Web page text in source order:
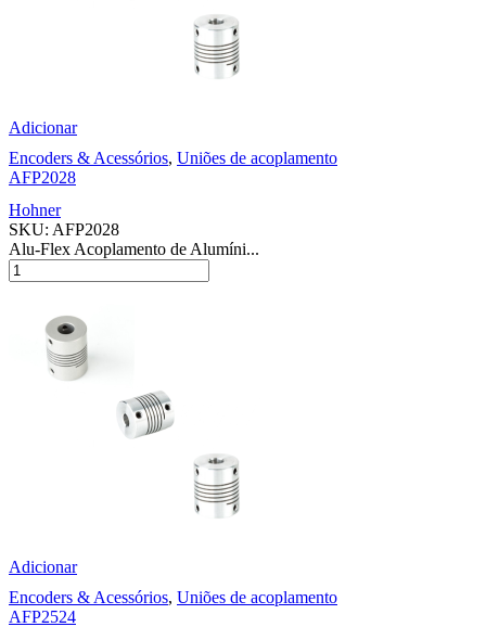
Adicionar
Encoders & Acessórios, Uniões de acoplamento
AFP2028
Hohner
SKU: AFP2028
Alu-Flex Acoplamento de Alumíni...
Adicionar
Encoders & Acessórios, Uniões de acoplamento
AFP2524